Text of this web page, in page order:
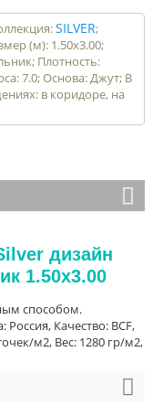
SILVER;
(м): 1.50x3.00;
Плотность:
7.0; Основа: Джут; В
в коридоре, на
дизайн
1.50x3.00
способом.
Россия, Качество: BCF,
м2, Вес: 1280 гр/м2,